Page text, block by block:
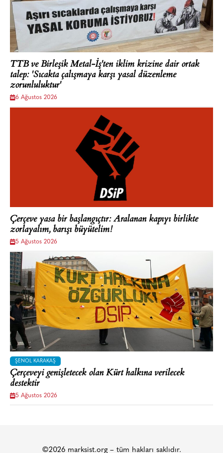
TTB ve Birleşik Metal-İş'ten iklim krizine dair ortak
talep: 'Sıcakta çalışmaya karşı yasal düzenleme
zorunluluktur'
6 Ağustos 2026
Çerçeve yasa bir başlangıçtır: Aralanan kapıyı birlikte
zorlayalım, barışı büyütelim!
5 Ağustos 2026
ŞENOL KARAKAŞ
Çerçeveyi genişletecek olan Kürt halkına verilecek
destektir
5 Ağustos 2026
©2026 marksist.org – tüm hakları saklıdır.